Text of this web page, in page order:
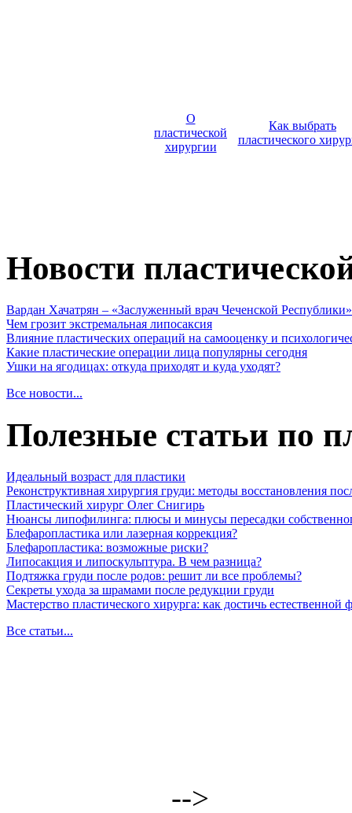
О
пластической
хирургии
Как выбрать
пластического
Новости
Вардан Хачатрян – «Заслуженный врач Чеченской Республики»
Чем грозит экстремальная липосаксия
Влияние пластических операций на самооценку и
Какие пластические операции лица популярны сегодня
Ушки на ягодицах: откуда приходят и куда уходят?
Все новости...
Полезные статьи по
Идеальный возраст для пластики
Реконструктивная хирургия груди: методы восстановления
Пластический хирург Олег Снигирь
Нюансы липофилинга: плюсы и минусы пересадки
Блефаропластика или лазерная коррекция?
Блефаропластика: возможные риски?
Липосакция и липоскульптура. В чем разница?
Подтяжка груди после родов: решит ли все проблемы?
Секреты ухода за шрамами после редукции груди
Мастерство пластического хирурга: как достичь
Все статьи...
-->